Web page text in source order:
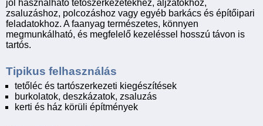
jól használható tetőszerkezetekhez, aljzatokhoz,
zsaluzáshoz, polcozáshoz vagy egyéb barkács és építőipari
feladatokhoz. A faanyag természetes, könnyen
megmunkálható, és megfelelő kezeléssel hosszú távon is
tartós.
Tipikus felhasználás
tetőléc és tartószerkezeti kiegészítések
burkolatok, deszkázatok, zsaluzás
kerti és ház körüli építmények